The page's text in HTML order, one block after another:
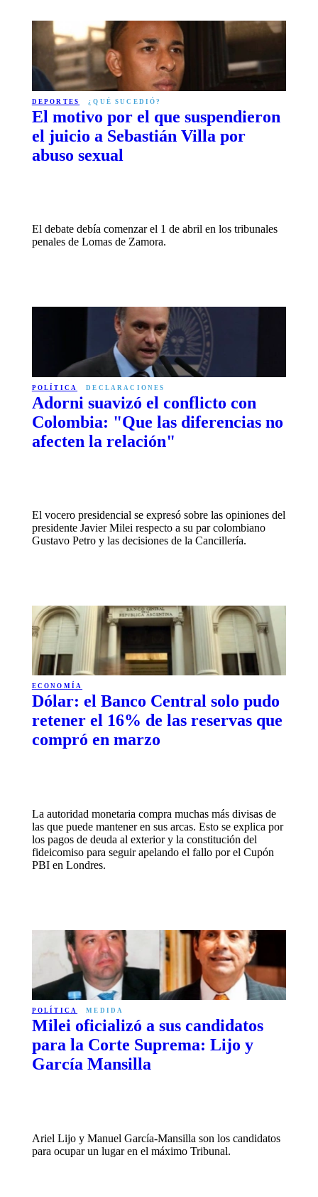
DEPORTES ¿QUÉ SUCEDIÓ?
El motivo por el que suspendieron
el juicio a Sebastián Villa por
abuso sexual
El debate debía comenzar el 1 de abril en los tribunales
penales de Lomas de Zamora.
POLÍTICA DECLARACIONES
Adorni suavizó el conflicto con
Colombia: "Que las diferencias no
afecten la relación"
El vocero presidencial se expresó sobre las opiniones del
presidente Javier Milei respecto a su par colombiano
Gustavo Petro y las decisiones de la Cancillería.
ECONOMÍA
Dólar: el Banco Central solo pudo
retener el 16% de las reservas que
compró en marzo
La autoridad monetaria compra muchas más divisas de
las que puede mantener en sus arcas. Esto se explica por
los pagos de deuda al exterior y la constitución del
fideicomiso para seguir apelando el fallo por el Cupón
PBI en Londres.
POLÍTICA MEDIDA
Milei oficializó a sus candidatos
para la Corte Suprema: Lijo y
García Mansilla
Ariel Lijo y Manuel García-Mansilla son los candidatos
para ocupar un lugar en el máximo Tribunal.